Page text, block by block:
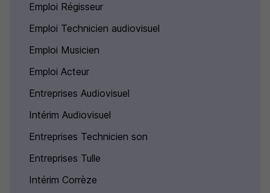
Emploi Régisseur
Emploi Technicien audiovisuel
Emploi Musicien
Emploi Acteur
Entreprises Audiovisuel
Intérim Audiovisuel
Entreprises Technicien son
Entreprises Tulle
Intérim Corrèze